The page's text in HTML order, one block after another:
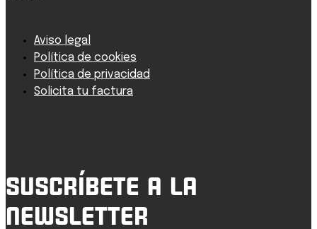
Aviso legal
Política de cookies
Política de privacidad
Solicita tu factura
Suscríbete a la
newsletter